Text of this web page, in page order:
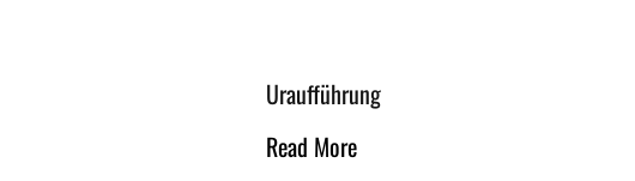
Uraufführung
Read More